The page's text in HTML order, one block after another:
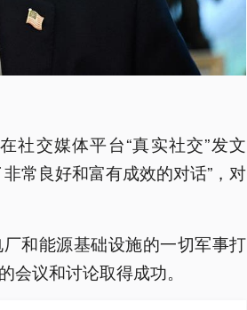
社交媒体平台“真实社交”发文
常良好和富有成效的对话”，对
和能源基础设施的一切军事打
议和讨论取得成功。